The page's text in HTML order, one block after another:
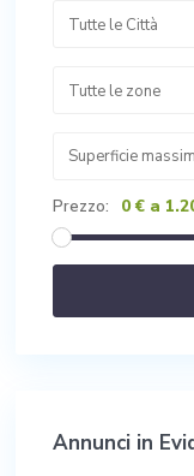
Tutte le Città
Tutte le zone
Prezzo: 0 € a
Annunci in